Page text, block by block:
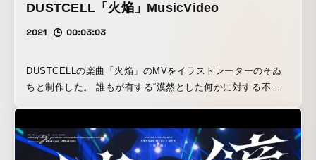
DUSTCELL「火焔」MusicVideo
2021 00:03:03
DUSTCELLの楽曲「火焔」のMVをイラストレーターのそゐ
ちと制作した。 誰もが有する“漠然とした何かに対する不満